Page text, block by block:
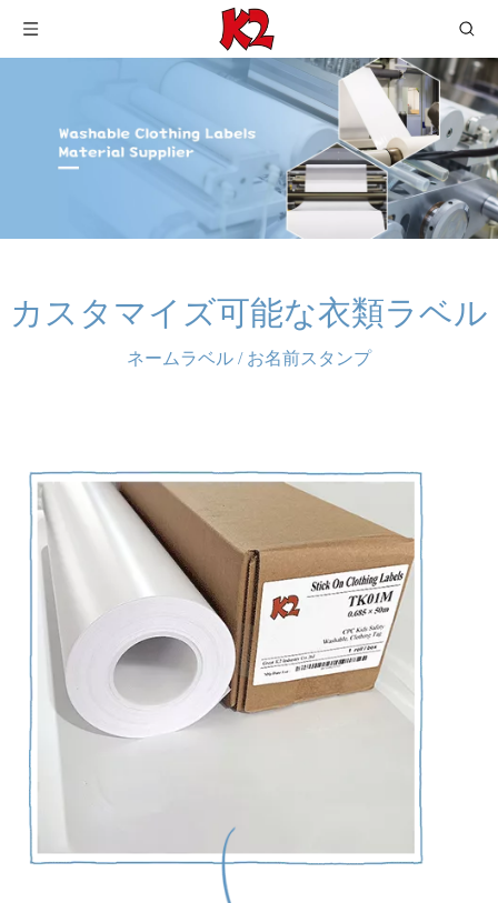
カスタマイズ可能な衣類ラベル
ネームラベル / お名前スタンプ